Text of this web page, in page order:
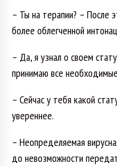
– Ты на терапии? – После
более облегченной
– Да, я узнал о своем
принимаю все
– Сейчас у тебя какой
увереннее.
– Неопределяемая
до невозможности